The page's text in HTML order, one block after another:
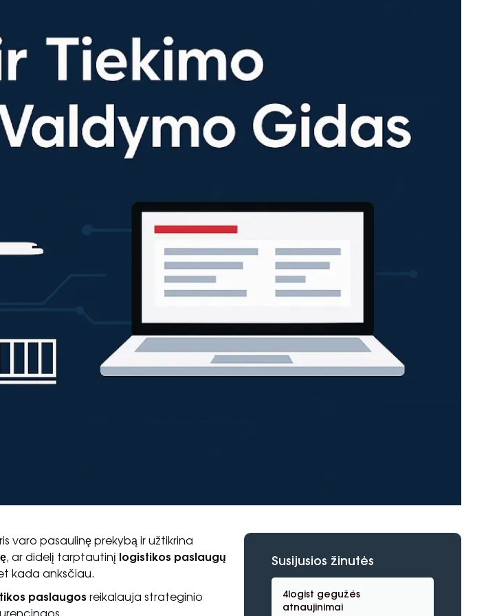
varo pasaulinę prekybą ir užtikrina
, ar didelį tarptautinį
logistikos paslaugų
kada anksčiau.
paslaugos reikalauja strateginio
Susijusios žinutės
4logist gegužės
atnaujinimai